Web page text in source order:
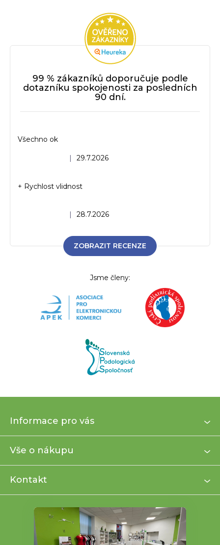
99 % zákazníků doporučuje podle
dotazníku spokojenosti za posledních
90 dní.
Hodnocení obchodu je 5 z 5 hvězdiček.
| 29.7.2026
Všechno ok
Hodnocení obchodu je 5 z 5 hvězdiček.
| 28.7.2026
+ Rychlost vlidnost
ZOBRAZIT RECENZE
Jsme členy:
p
t
Informace pro vás
Vše o nákupu
Kontakt